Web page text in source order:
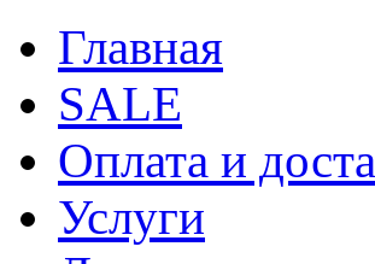
Главная
SALE
Оплата и
Услуги